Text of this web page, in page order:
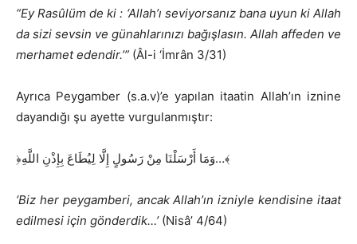
“Ey Rasûlüm de ki : ‘Allah’ı seviyorsanız bana uyun ki Allah
da sizi sevsin ve günahlarınızı bağışlasın. Allah affeden ve
merhamet edendir.’” (Âl-i ‘İmrân 3/31)
Ayrıca Peygamber (s.a.v)’e yapılan itaatin Allah’ın iznine
dayandığı şu ayette vurgulanmıştır:
﴿وَمَا أَرْسَلْنَا مِنْ رَسُولٍ إِلَّا لِيُطَاعَ بِإِذْنِ اللَّهِ…﴾
‘Biz her peygamberi, ancak Allah’ın izniyle kendisine itaat
edilmesi için gönderdik…’(Nisâ’ 4/64)